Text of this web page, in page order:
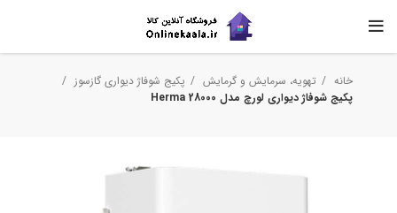
خانه تهویه، سرمایش و گرمایش
پکیج شوفاژ دیواری گازسوز
پکیج شوفاژ دیواری لورچ مدل Herma 28000